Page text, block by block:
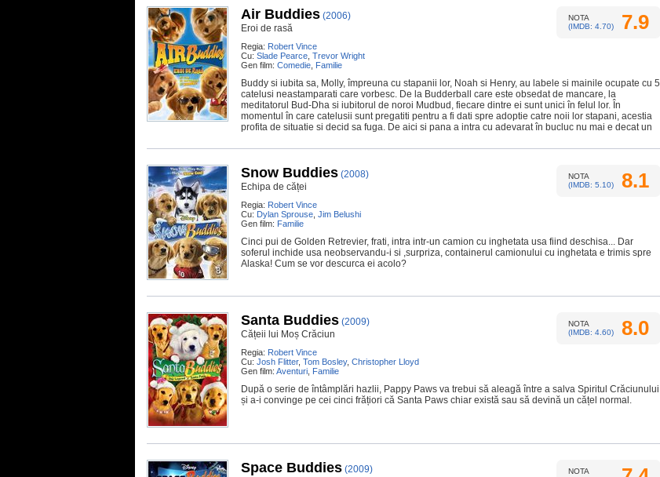
NOTA
(IMDB: 4.70)
7.9
Air Buddies (2006)
Eroi de rasă
Regia: Robert Vince
Cu: Slade Pearce Trevor Wright
Gen film: Comedie Familie
Buddy si iubita sa, Molly, împreuna cu stapanii lor, Noah si Henry, au labele si mainile ocupate cu 5
catelusi neastamparati care vorbesc. De la Budderball care este obsedat de mancare, la
meditatorul Bud-Dha si iubitorul de noroi Mudbud, fiecare dintre ei sunt unici în felul lor. În
momentul în care catelusii sunt pregatiti pentru a fi dati spre adoptie catre noii lor stapani, acestia
profita de situatie si decid sa fuga. De aici si pana a intra cu adevarat în bucluc nu mai e decat un
NOTA
(IMDB: 5.10)
8.1
Snow Buddies (2008)
Echipa de căței
Regia: Robert Vince
Cu: Dylan Sprouse Jim Belushi
Gen film: Familie
Cinci pui de Golden Retrevier, frati, intra intr-un camion cu inghetata usa fiind deschisa... Dar
soferul inchide usa neobservandu-i si ,surpriza, containerul camionului cu inghetata e trimis spre
Alaska! Cum se vor descurca ei acolo?
NOTA
(IMDB: 4.60)
8.0
Santa Buddies (2009)
Cățeii lui Moș Crăciun
Regia: Robert Vince
Cu: Josh Flitter, Tom Bosley, Christopher Lloyd
Gen film: Aventuri Familie
După o serie de întâmplări hazlii, Pappy Paws va trebui să aleagă între a salva Spiritul Crăciunului
și a-i convinge pe cei cinci frățiori că Santa Paws chiar există sau să devină un cățel normal.
NOTA
Space Buddies (2009)